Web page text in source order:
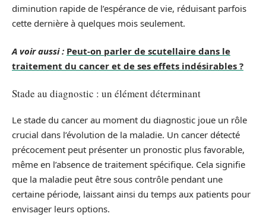
diminution rapide de l’espérance de vie, réduisant parfois
cette dernière à quelques mois seulement.
A voir aussi : Peut-on parler de scutellaire dans le
traitement du cancer et de ses effets indésirables ?
Stade au diagnostic : un élément déterminant
Le stade du cancer au moment du diagnostic joue un rôle
crucial dans l’évolution de la maladie. Un cancer détecté
précocement peut présenter un pronostic plus favorable,
même en l’absence de traitement spécifique. Cela signifie
que la maladie peut être sous contrôle pendant une
certaine période, laissant ainsi du temps aux patients pour
envisager leurs options.